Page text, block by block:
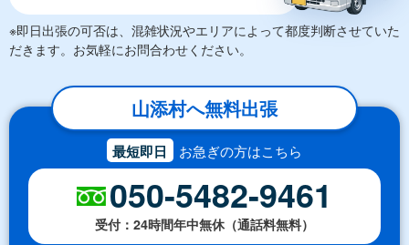
※即日出張の可否は、混雑状況やエリアによって都度判断させていた
だきます。お気軽にお問合わせください。
山添村へ無料出張
最短即日 お急ぎの方はこちら
050-5482-9461
受付：24時間年中無休（通話料無料）